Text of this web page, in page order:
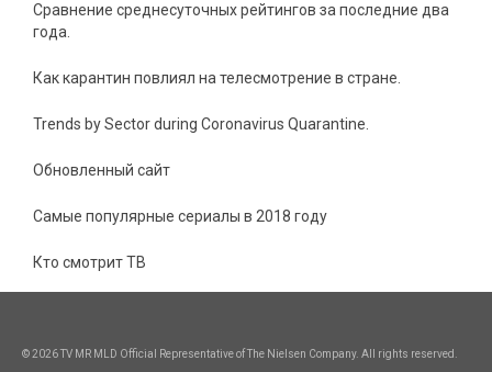
Сравнение среднесуточных рейтингов за последние два
года.
Как карантин повлиял на телесмотрение в стране.
Trends by Sector during Coronavirus Quarantine.
Обновленный сайт
Самые популярные сериалы в 2018 году
Кто смотрит ТВ
© 2026 TV MR MLD Official Representative of The Nielsen Company. All rights reserved.